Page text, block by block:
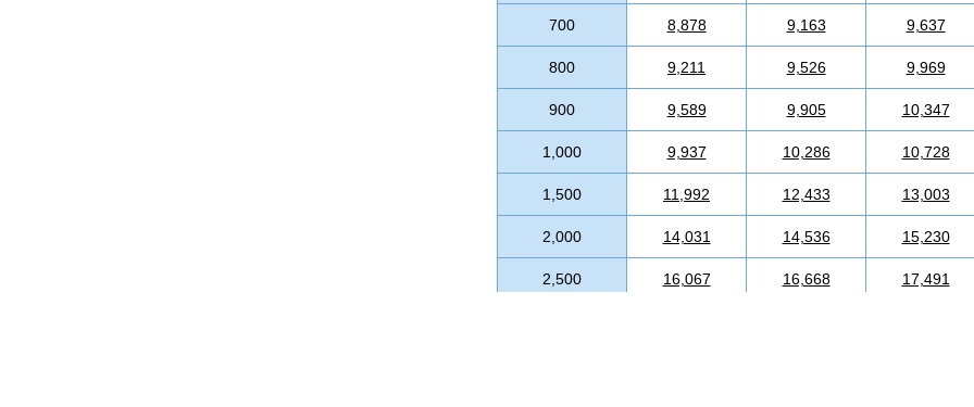
700 8,878 9,163 9,637
800 9,211 9,526 9,969
900 9,589 9,905 10,347
1,000 9,937 10,286 10,728
1,500 11,992 12,433 13,003
2,000 14,031 14,536 15,230
2,500 16,067 16,668 17,491